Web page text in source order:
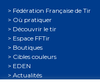
Où pratiquer
Découvrir le tir
Espace FFTir
Boutiques
Cibles couleurs
EDEN
Actualités